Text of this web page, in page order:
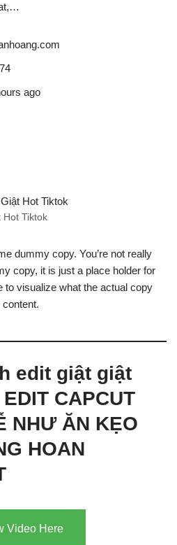
ago
Hot Tiktok
dummy copy. You’re not really
copy, it is just a place holder for
to visualize what the actual copy
edit giật giật
CAPCUT
NHƯ ĂN KẸO
HOAN
Video Here